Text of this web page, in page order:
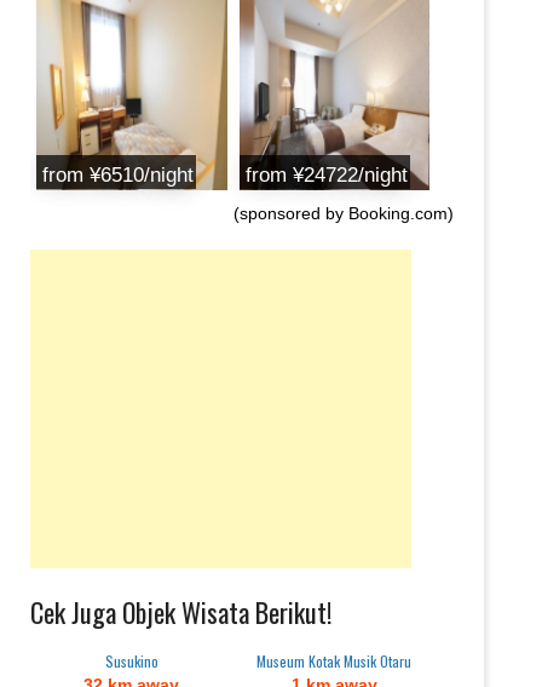
from ¥6510/night from ¥24722/night
(sponsored by Booking.com)
Cek Juga Objek Wisata Berikut!
Susukino Museum Kotak Musik Otaru